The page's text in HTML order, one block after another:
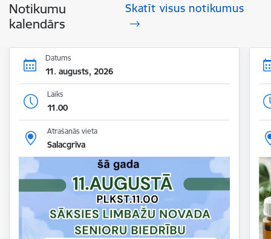
Notikumu
kalendārs
Skatīt visus notikumus
Datums
11. augusts, 2026
Laiks
11.00
Atrašanās vieta
Salacgrīva